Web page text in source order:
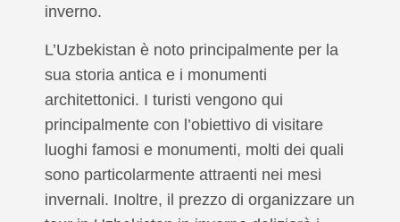
inverno.
L’Uzbekistan è noto principalmente per la
sua storia antica e i monumenti
architettonici. I turisti vengono qui
principalmente con l’obiettivo di visitare
luoghi famosi e monumenti, molti dei quali
sono particolarmente attraenti nei mesi
invernali. Inoltre, il prezzo di organizzare un